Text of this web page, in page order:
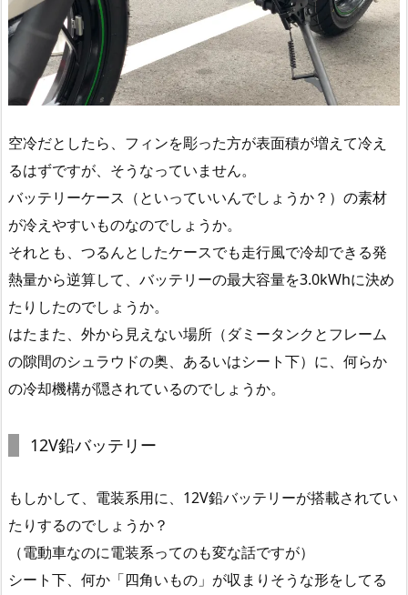
空冷だとしたら、フィンを彫った方が表面積が増えて冷え
るはずですが、そうなっていません。
バッテリーケース（といっていいんでしょうか？）の素材
が冷えやすいものなのでしょうか。
それとも、つるんとしたケースでも走行風で冷却できる発
熱量から逆算して、バッテリーの最大容量を3.0kWhに決め
たりしたのでしょうか。
はたまた、外から見えない場所（ダミータンクとフレーム
の隙間のシュラウドの奥、あるいはシート下）に、何らか
の冷却機構が隠されているのでしょうか。
12V鉛バッテリー
もしかして、電装系用に、12V鉛バッテリーが搭載されてい
たりするのでしょうか？
（電動車なのに電装系ってのも変な話ですが）
シート下、何か「四角いもの」が収まりそうな形をしてる